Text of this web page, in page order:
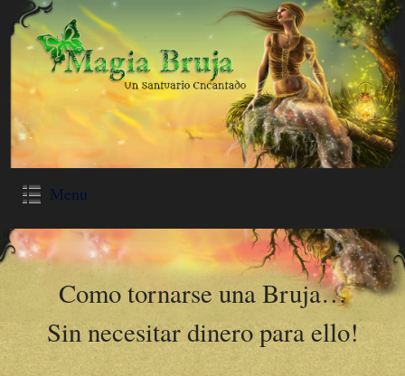
Menu
Como tornarse una Bruja…
Sin necesitar dinero para ello!